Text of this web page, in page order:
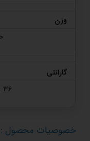
وزن
گارانتی
۳۶ ماه گارانتی معتبر
خصوصیات محصول :